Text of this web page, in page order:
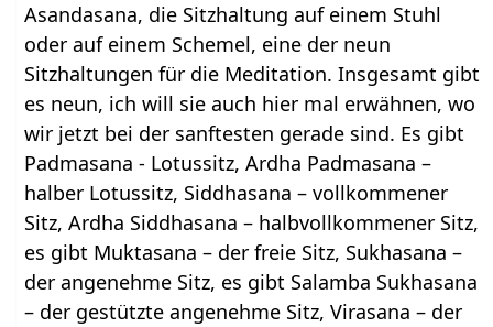
Asandasana, die Sitzhaltung auf einem Stuhl
oder auf einem Schemel, eine der neun
Sitzhaltungen für die Meditation. Insgesamt gibt
es neun, ich will sie auch hier mal erwähnen, wo
wir jetzt bei der sanftesten gerade sind. Es gibt
Padmasana - Lotussitz, Ardha Padmasana –
halber Lotussitz, Siddhasana – vollkommener
Sitz, Ardha Siddhasana – halbvollkommener Sitz,
es gibt Muktasana – der freie Sitz, Sukhasana –
der angenehme Sitz, es gibt Salamba Sukhasana
– der gestützte angenehme Sitz, Virasana – der